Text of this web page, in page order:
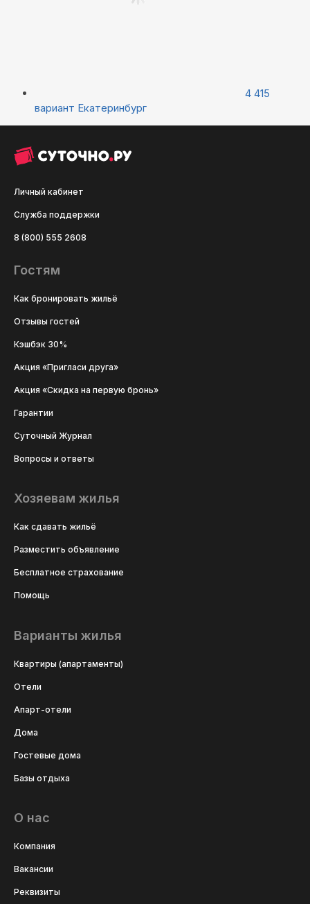
4 415
вариант Екатеринбург
Личный кабинет
Служба поддержки
8 (800) 555 2608
Гостям
Как бронировать жильё
Отзывы гостей
Кэшбэк 30%
Акция «Пригласи друга»
Акция «Скидка на первую бронь»
Гарантии
Суточный Журнал
Вопросы и ответы
Хозяевам жилья
Как сдавать жильё
Разместить объявление
Бесплатное страхование
Помощь
Варианты жилья
Квартиры (апартаменты)
Отели
Апарт-отели
Дома
Гостевые дома
Базы отдыха
О нас
Компания
Вакансии
Реквизиты